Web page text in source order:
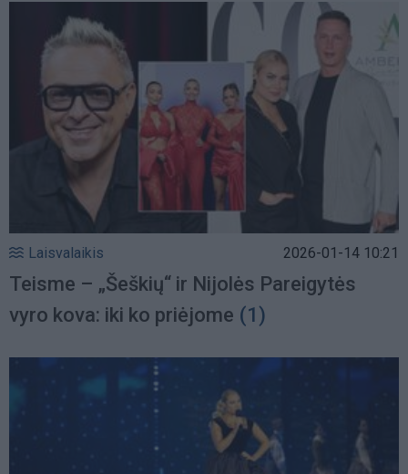
Laisvalaikis 2026-01-14 10:21
Teisme – „Šeškių“ ir Nijolės Pareigytės
vyro kova: iki ko priėjome (1)